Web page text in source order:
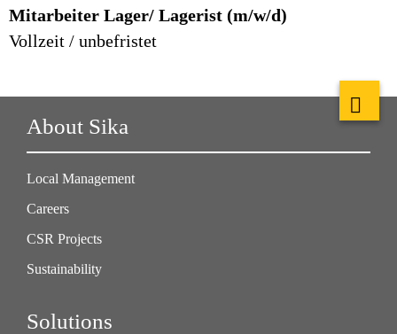
Mitarbeiter Lager/ Lagerist (m/w/d)
Vollzeit / unbefristet
About Sika
Local Management
Careers
CSR Projects
Sustainability
Solutions